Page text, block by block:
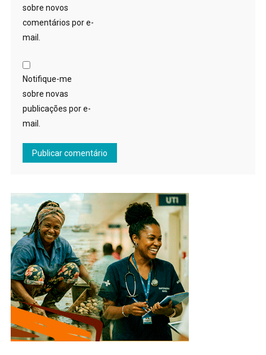
sobre novos
comentários por e-
mail.
Notifique-me
sobre novas
publicações por e-
mail.